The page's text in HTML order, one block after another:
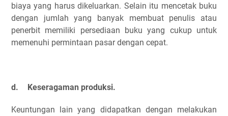
biaya yang harus dikeluarkan. Selain itu mencetak buku
dengan jumlah yang banyak membuat penulis atau
penerbit memiliki persediaan buku yang cukup untuk
memenuhi permintaan pasar dengan cepat.
d. Keseragaman produksi.
Keuntungan lain yang didapatkan dengan melakukan